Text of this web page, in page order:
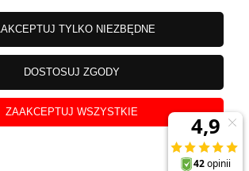
INFORMACJE
INSTRUKCJE
O NAS
TYLKO NIEZBĘDNE
DOSTOSUJ ZGODY
ZAAKCEPTUJ WSZYSTKIE